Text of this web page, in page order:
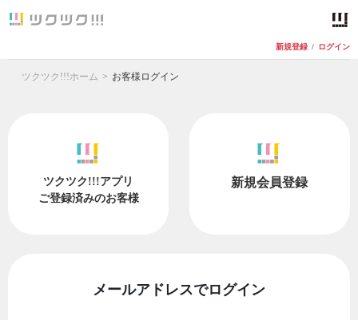
新規登録 / ログイン
ツクツク!!!ホーム お客様ログイン
ツクツク!!!アプリ
ご登録済みのお客様
新規会員登録
メールアドレスでログイン